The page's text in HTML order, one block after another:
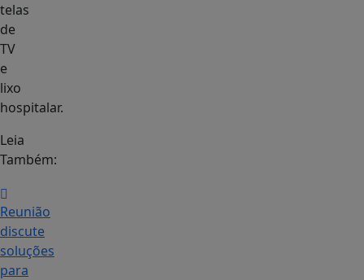
telas
de
TV
e
lixo
hospitalar.
Leia
Também:
Reunião
discute
soluções
para